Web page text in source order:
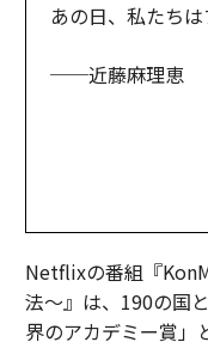
あの日、私たち
──近藤麻理恵
Netflixの番組『
法〜』は、190の国
界のアカデミー賞」